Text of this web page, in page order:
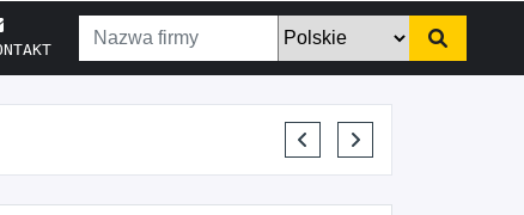
KRYSTIAN PISULA